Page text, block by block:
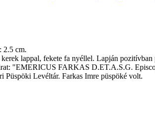
2.5 cm.
lappal, fekete fa nyéllel. Lapján
"EMERICUS FARKAS D.ET.A.S.G.
Püspöki Levéltár. Farkas Imre püspöké volt.